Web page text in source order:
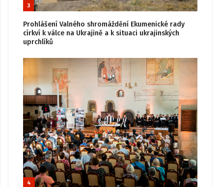
3
Prohlášení Valného shromáždění Ekumenické rady
církví k válce na Ukrajině a k situaci ukrajinských
uprchlíků
4